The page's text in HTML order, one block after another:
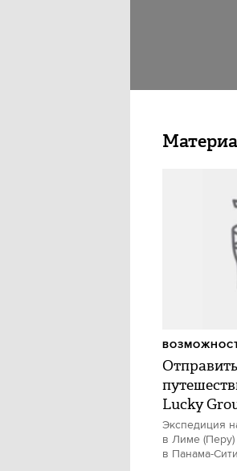
Lucky
Экспедиция
в Лиме (Перу)
в Панама-Сити